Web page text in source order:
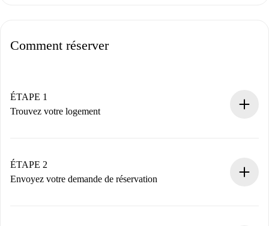
Comment réserver
ÉTAPE 1
Trouvez votre logement
Vous disposez à l’avance de toutes les informations
nécessaires.
ÉTAPE 2
Envoyez votre demande de réservation